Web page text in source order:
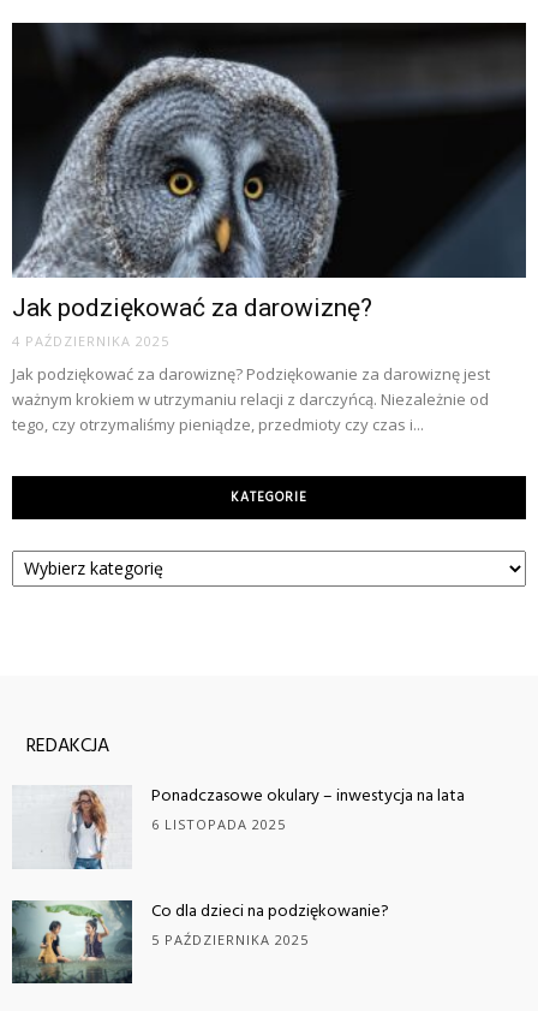
Jak podziękować za darowiznę?
4 PAŹDZIERNIKA 2025
Jak podziękować za darowiznę? Podziękowanie za darowiznę jest
ważnym krokiem w utrzymaniu relacji z darczyńcą. Niezależnie od
tego, czy otrzymaliśmy pieniądze, przedmioty czy czas i...
KATEGORIE
Kategorie
REDAKCJA
Ponadczasowe okulary – inwestycja na lata
6 LISTOPADA 2025
Co dla dzieci na podziękowanie?
5 PAŹDZIERNIKA 2025